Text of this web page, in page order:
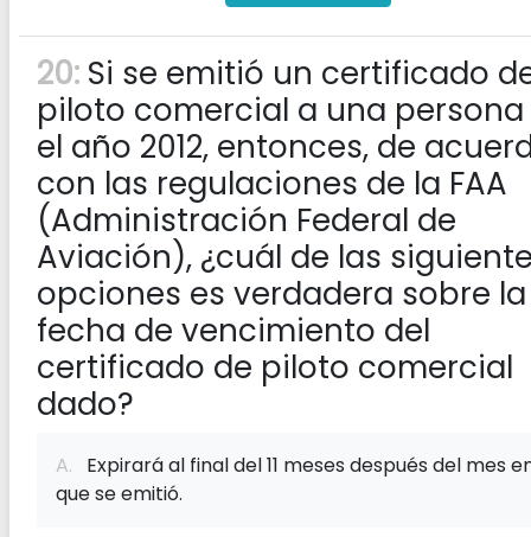
20: Si se emitió un certificado
piloto comercial a una persona
el año 2012, entonces, de
con las regulaciones de la FAA
(Administración Federal de
Aviación), ¿cuál de las
opciones es verdadera sobre la
fecha de vencimiento del
certificado de piloto comercial
dado?
A. Expirará al final del 11 meses después del mes
que se emitió.